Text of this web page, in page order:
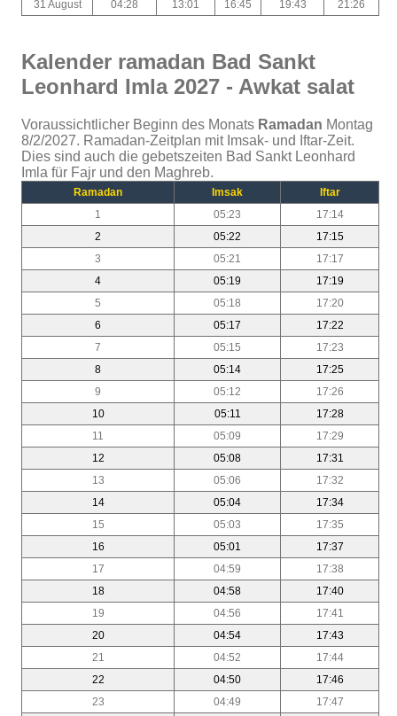
31 August 04:28 13:01 16:45 19:43 21:26
Kalender ramadan Bad Sankt
Leonhard Imla 2027 - Awkat salat
Voraussichtlicher Beginn des Monats Ramadan Montag
8/2/2027. Ramadan-Zeitplan mit Imsak- und Iftar-Zeit.
Dies sind auch die gebetszeiten Bad Sankt Leonhard
Imla für Fajr und den Maghreb.
Ramadan Imsak
Iftar
1
05:23
17:14
2
05:22
17:15
3
05:21
17:17
4
05:19
17:19
5
05:18
17:20
6
05:17
17:22
7
05:15
17:23
8
05:14
17:25
9
05:12
17:26
10
05:11
17:28
11
05:09
17:29
12
05:08
17:31
13
05:06
17:32
14
05:04
17:34
15
05:03
17:35
16
05:01
17:37
17
04:59
17:38
18
04:58
17:40
19
04:56
17:41
20
04:54
17:43
21
04:52
17:44
22
04:50
17:46
23
04:49
17:47